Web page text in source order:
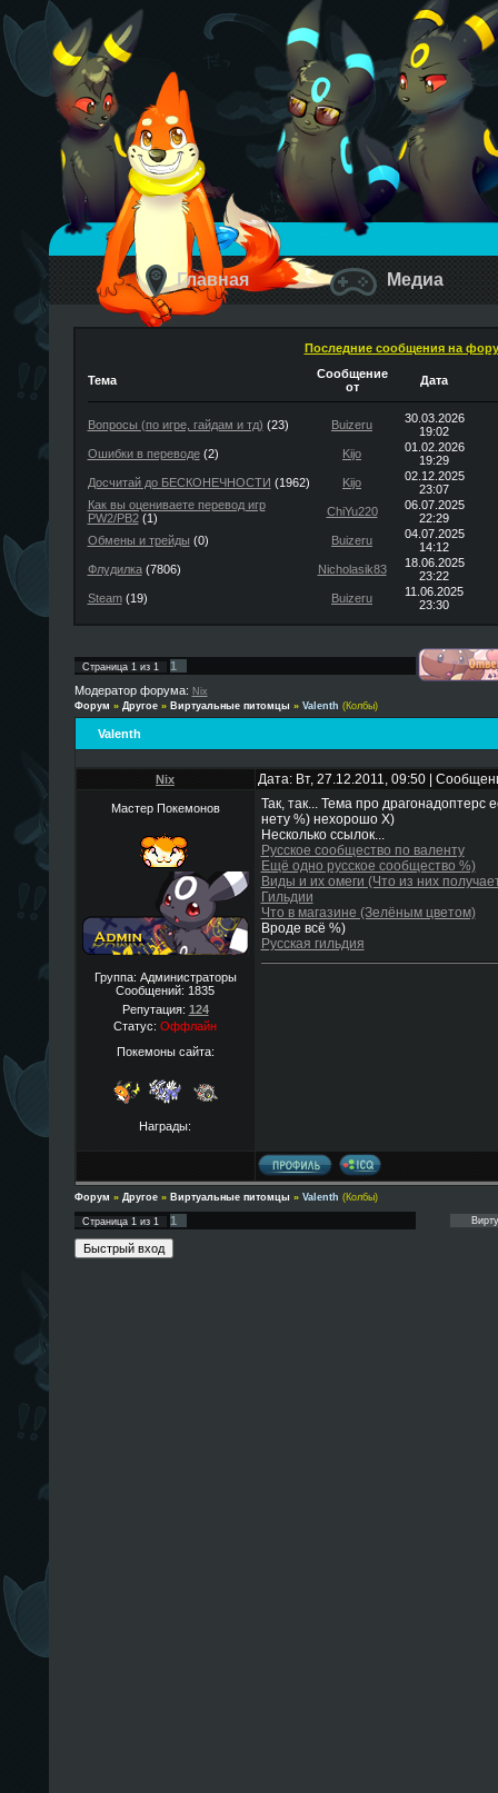
Главная Медиа
Последние сообщения на
Тема
Сообщение
от
Дата
Вопросы (по игре, гайдам и тд) (23) Buizeru
30.03.2026
19:02
Ошибки в переводе(2) Kijo
01.02.2026
19:29
Досчитай до БЕСКОНЕЧНОСТИ (1962) Kijo
02.12.2025
23:07
Как вы оцениваете перевод игр
PW2/PB2(1) ChiYu220
06.07.2025
22:29
Обмены и трейды (0) Buizeru
04.07.2025
14:12
Флудилка(7806) Nicholasik83
18.06.2025
23:22
Steam(19) Buizeru
11.06.2025
23:30
Страница 1из 1
1
Модератор форума: Nix
Форум » Другое » Виртуальные питомцы » Valenth (Колбы)
Valenth
Nix Дата: Вт, 27.12.2011, 09:50 |
Мастер Покемонов
Группа: Администраторы
Сообщений: 1835
Репутация: 124
Статус: Оффлайн
Покемоны сайта:
Награды:
Так, так... Тема про драгонадоптерс
нету %) нехорошо Х)
Несколько ссылок...
Русское сообщество по валенту
Ещё одно русское сообщество %)
Виды и их омеги (Что из них
Гильдии
Что в магазине (Зелёным цветом)
Вроде всё %)
Русская гильдия
Форум » Другое » Виртуальные питомцы » Valenth (Колбы)
Страница 1из 1 1